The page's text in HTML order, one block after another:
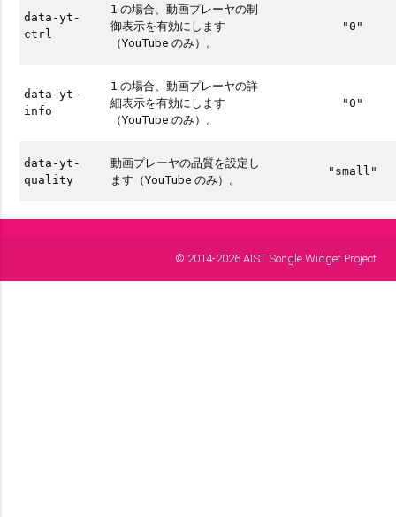
data-yt-
ctrl
1 の場合、動画プレーヤの制
御表示を有効にします
（YouTube のみ）。
"0"
data-yt-
info
1 の場合、動画プレーヤの詳
細表示を有効にします
（YouTube のみ）。
"0"
data-yt-
quality
動画プレーヤの品質を設定し
ます（YouTube のみ）。
"small"
© 2014-2026 AIST Songle Widget Project